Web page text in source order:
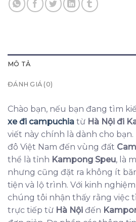
MÔ TẢ
ĐÁNH GIÁ (0)
Chào bạn, nếu bạn đang tìm
xe đi campuchia từ Hà Nội đi
viết này chính là dành cho
đô Việt Nam đến vùng đất
thể là tỉnh Kampong Speu, là
nhưng cũng đặt ra không ít
tiện và lộ trình. Với kinh
chúng tôi nhận thấy rằng việc
trực tiếp từ Hà Nội đến